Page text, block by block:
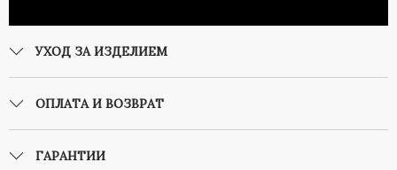
УХОД ЗА ИЗДЕЛИЕМ
ОПЛАТА И ВОЗВРАТ
ГАРАНТИИ